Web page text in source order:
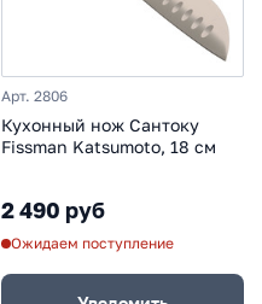
Арт. 2806
Кухонный нож Сантоку
Fissman Katsumoto, 18 см
2 490 руб
Ожидаем поступление